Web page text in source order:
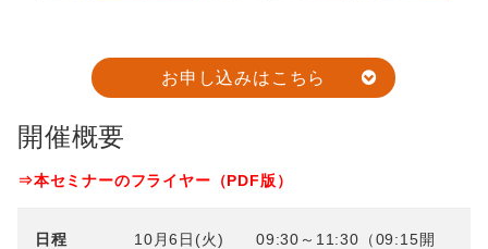
他の事例も見てみる
お申し込みはこちら
開催概要
⇒本セミナーのフライヤー（PDF版）
日程
10月6日(火) 09:30～11:30（09:15開